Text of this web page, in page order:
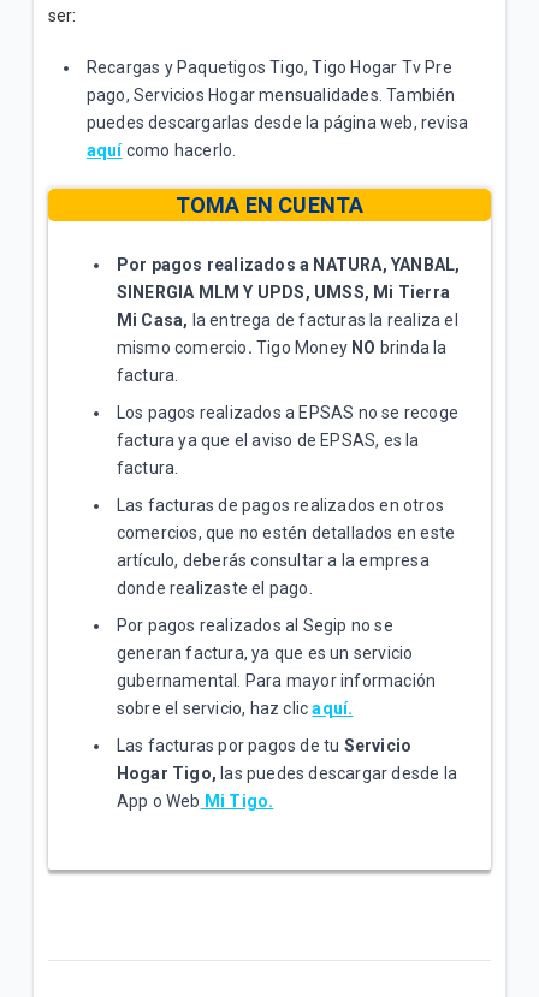
ser:
Recargas y Paquetigos Tigo, Tigo Hogar Tv Pre
pago, Servicios Hogar mensualidades. También
puedes descargarlas desde la página web, revisa
aquí como hacerlo.
TOMA EN CUENTA
Por pagos realizados a NATURA, YANBAL,
SINERGIA MLM Y UPDS, UMSS, Mi Tierra
Mi Casa, la entrega de facturas la realiza el
mismo comercio.Tigo Money NO brinda la
factura.
Los pagos realizados a EPSAS no se recoge
factura ya que el aviso de EPSAS, es la
factura.
Las facturas de pagos realizados en otros
comercios, que no estén detallados en este
artículo, deberás consultar a la empresa
donde realizaste el pago.
Por pagos realizados al Segip no se
generan factura, ya que es un servicio
gubernamental. Para mayor información
sobre el servicio, haz clicaquí.
Las facturas por pagos de tu Servicio
Hogar Tigo, las puedes descargar desde la
App o Web Mi Tigo.